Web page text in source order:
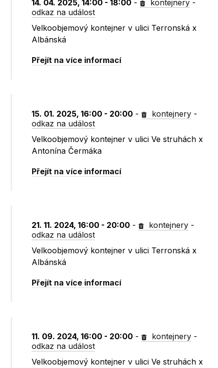
14. 04. 2025, 14:00 - 18:00 - kontejnery -
odkaz na událost
Velkoobjemový kontejner v ulici Terronská x
Albánská
Přejít na více informací
15. 01. 2025, 16:00 - 20:00 - kontejnery -
odkaz na událost
Velkoobjemový kontejner v ulici Ve struhách x
Antonína Čermáka
Přejít na více informací
21. 11. 2024, 16:00 - 20:00 - kontejnery -
odkaz na událost
Velkoobjemový kontejner v ulici Terronská x
Albánská
Přejít na více informací
11. 09. 2024, 16:00 - 20:00 - kontejnery -
odkaz na událost
Velkoobjemový kontejner v ulici Ve struhách x